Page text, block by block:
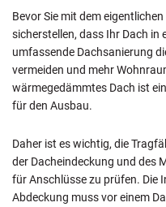
Bevor Sie mit dem
sicherstellen, dass Ihr Dach in
umfassende Dachsanierung
vermeiden und mehr
wärmegedämmtes Dach ist
für den Ausbau.
Daher ist es wichtig, die
der Dacheindeckung und des
für Anschlüsse zu prüfen. Die
Abdeckung muss vor einem